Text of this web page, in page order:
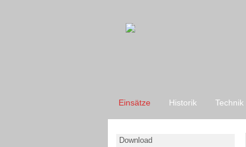
Einsätze Historik Technik
Download